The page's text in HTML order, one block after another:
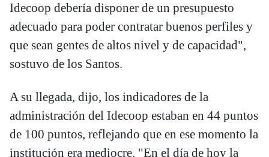
Idecoop debería disponer de un presupuesto
adecuado para poder contratar buenos perfiles y
que sean gentes de altos nivel y de capacidad",
sostuvo de los Santos.
A su llegada, dijo, los indicadores de la
administración del Idecoop estaban en 44 puntos
de 100 puntos, reflejando que en ese momento la
institución era mediocre. "En el día de hoy la